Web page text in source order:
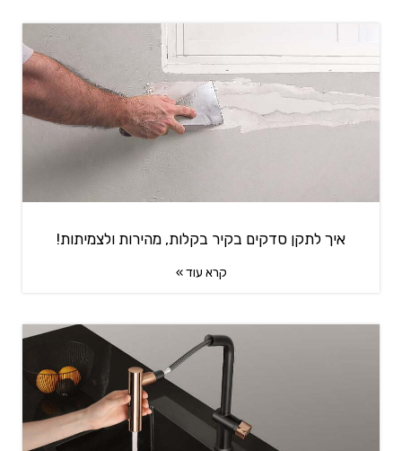
איך לתקן סדקים בקיר בקלות, מהירות ולצמיתות!
קרא עוד »